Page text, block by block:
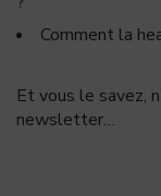
Comment la
Et vous le savez,
newsletter…